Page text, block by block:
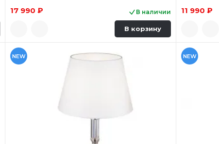
17 990 ₽ В наличии
В корзину
11 990 ₽
NEW NEW